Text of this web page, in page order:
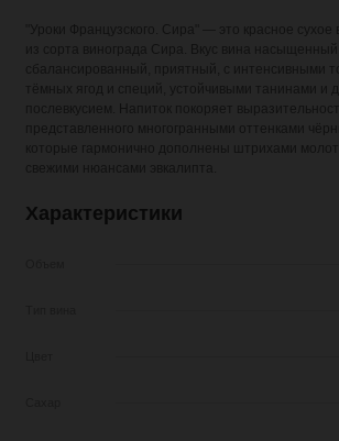
Характеристики